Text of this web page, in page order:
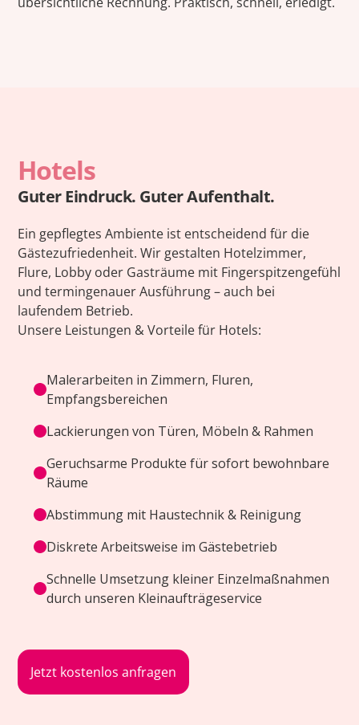
Hotels
Guter Eindruck. Guter Aufenthalt.
Ein gepflegtes Ambiente ist entscheidend für die
Gästezufriedenheit. Wir gestalten Hotelzimmer,
Flure, Lobby oder Gasträume mit Fingerspitzengefühl
und termingenauer Ausführung – auch bei
laufendem Betrieb.
Unsere Leistungen & Vorteile für Hotels:
Malerarbeiten in Zimmern, Fluren,
Empfangsbereichen
Lackierungen von Türen, Möbeln & Rahmen
Geruchsarme Produkte für sofort bewohnbare
Räume
Abstimmung mit Haustechnik & Reinigung
Diskrete Arbeitsweise im Gästebetrieb
Schnelle Umsetzung kleiner Einzelmaßnahmen
durch unseren Kleinaufträgeservice
Jetzt kostenlos anfragen